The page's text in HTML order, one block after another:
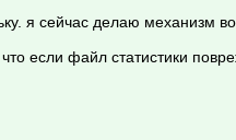
я сейчас делаю механизм
если файл статистики